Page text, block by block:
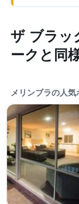
ザ ブラッ
ークと同
メリンブラの人気